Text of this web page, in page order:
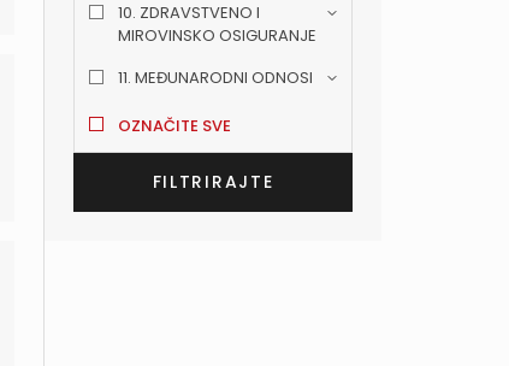
10. ZDRAVSTVENO I
MIROVINSKO OSIGURANJE
11. MEĐUNARODNI ODNOSI
OZNAČITE SVE